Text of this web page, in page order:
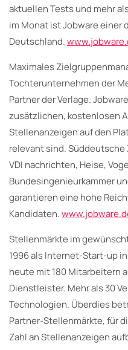
aktuellen Tests und mehr
im Monat ist Jobware einer
Deutschland.
Maximales
Tochterunternehmen der
Partner der Verlage.
zusätzlichen, kostenlosen
Stellenanzeigen auf den
relevant sind.
VDI nachrichten, Heise,
Bundesingenieurkammer
garantieren eine hohe
Kandidaten.
Stellenmärkte im
1996 als Internet-Start-up
heute mit 180 Mitarbeitern
Dienstleister. Mehr als 30
Technologien. Überdies
Partner-Stellenmärkte, für
Zahl an Stellenanzeigen